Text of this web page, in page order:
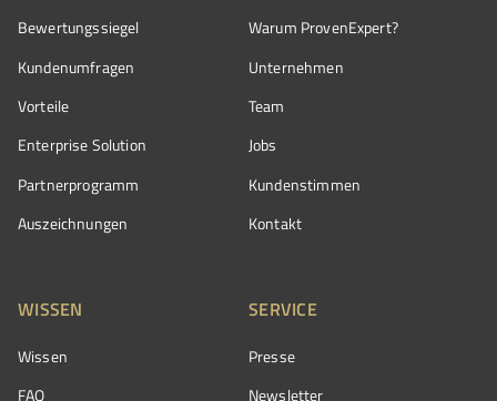
Bewertungssiegel
Kundenumfragen
Vorteile
Enterprise Solution
Partnerprogramm
Auszeichnungen
Warum ProvenExpert?
Unternehmen
Team
Jobs
Kundenstimmen
Kontakt
WISSEN
Wissen
FAQ
SERVICE
Presse
Newsletter